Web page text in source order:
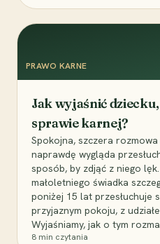
PRAWO KARNE
Jak wyjaśnić
sprawie karnej?
Spokojna, szczera
naprawdę wygląda
sposób, by zdjąć z niego
małoletniego świadka
poniżej 15 lat przesłuchuje
przyjaznym pokoju, z
Wyjaśniamy, jak o tym
8 min czytania